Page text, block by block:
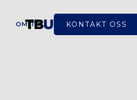
OM TBU VÅRT FOKUS
KONTAKT OSS